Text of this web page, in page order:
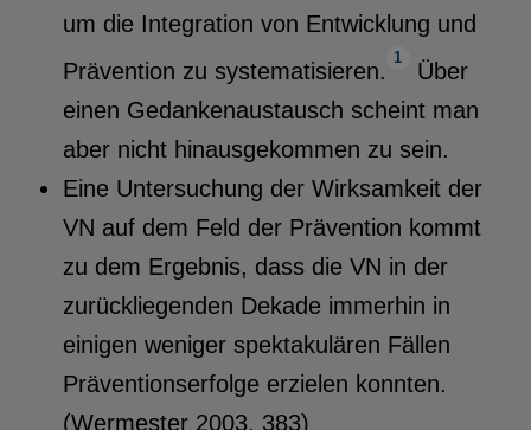
um die Integration von Entwicklung und
Prävention zu systematisieren.
1
Über
einen Gedankenaustausch scheint man
aber nicht hinausgekommen zu sein.
Eine Untersuchung der Wirksamkeit der
VN auf dem Feld der Prävention kommt
zu dem Ergebnis, dass die VN in der
zurückliegenden Dekade immerhin in
einigen weniger spektakulären Fällen
Präventionserfolge erzielen konnten.
(Wermester 2003, 383)